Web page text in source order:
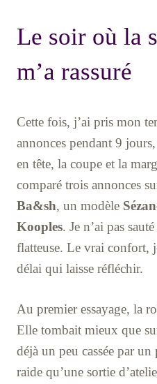
Le soir où la
m’a rassuré
Cette fois, j’ai pris mon
annonces pendant 9
en tête, la coupe et la
comparé trois annonces
Ba&sh, un modèle
Kooples. Je n’ai pas
flatteuse. Le vrai confort,
délai qui laisse réfléchir.
Au premier essayage, la
Elle tombait mieux que
déjà un peu cassée par
raide qu’une sortie